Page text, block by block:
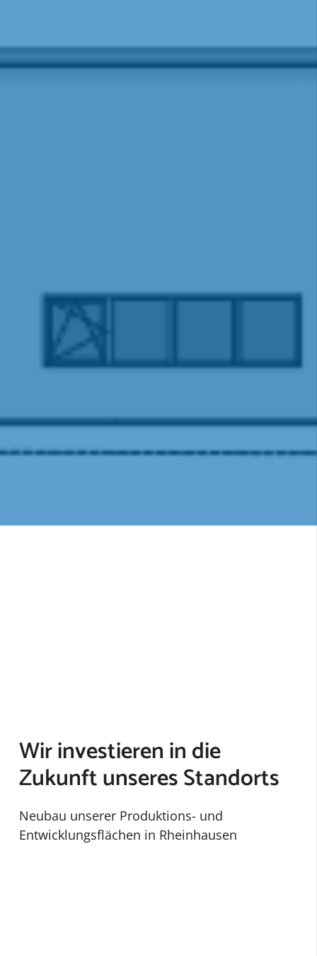
Wir investieren in die
Zukunft unseres Standorts
Neubau unserer Produktions- und
Entwicklungsflächen in Rheinhausen